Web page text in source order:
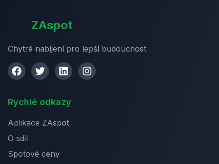
ZAspot
Chytré nabíjení pro lepší budoucnost
Rychlé odkazy
Aplikace ZAspot
O sdil
Spotové ceny